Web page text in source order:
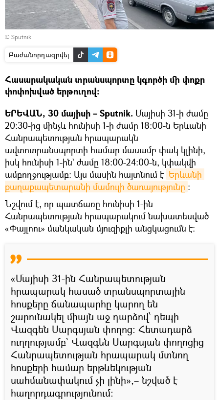
© Sputnik
Բաժանորդագրվել
Հասարակական տրանսպորտը կգործի մի փոքր
փոփոխված երթուղով։
ԵՐԵՎԱՆ, 30 մայիսի – Sputnik. Մայիսի 31-ի ժամը
20:30-ից մինչև հունիսի 1-ի ժամը 18:00-ն Երևանի
Հանրապետության հրապարակն
ավտոտրանսպորտի համար մասամբ փակ կլինի,
իսկ հունիսի 1-ին` ժամը 18:00-24:00-ն, կփակվի
ամբողջությամբ։ Այս մասին հայտնում է Երևանի
քաղաքապետարանի մամուլի ծառայությունը ։
Նշվում է, որ պատճառը հունիսի 1-ին
Հանրապետության հրապարակում նախատեսված
«Փայլոու» մանկական մյուզիքլի անցկացումն է։
«Մայիսի 31-ին Հանրապետության
հրապարակ հասած տրանսպորտային
հոսքերը ճանապարհը կարող են
շարունակել միայն աջ դարձով՝ դեպի
Վազգեն Սարգսյան փողոց: Հետադարձ
ուղղությամբ՝ Վազգեն Սարգսյան փողոցից
Հանրապետության հրապարակ մտնող
հոսքերի համար երթևեկության
սահմանափակում չի լինի»,– նշված է
հաղորդագրությունում։